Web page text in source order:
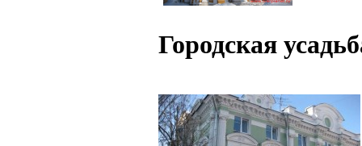
Городская